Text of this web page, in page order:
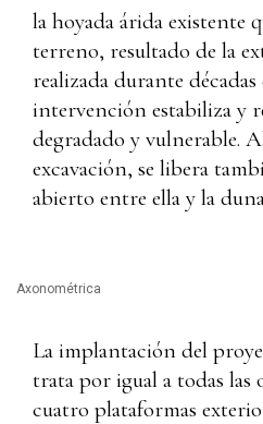
la hoyada árida existente
terreno, resultado de la
realizada durante
intervención estabiliza y
degradado y vulnerable.
excavación, se libera
abierto entre ella y la
Axonométrica
La implantación del
trata por igual a todas las
cuatro plataformas